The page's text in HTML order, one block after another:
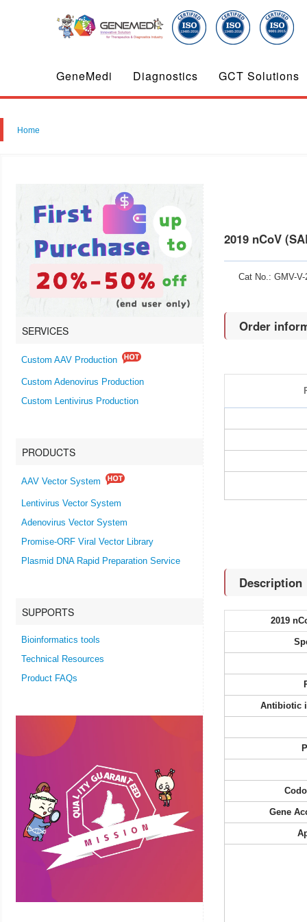
GeneMedi Diagnostics GCT Solutions
Home
SERVICES
Custom AAV Production
Custom Adenovirus Production
Custom Lentivirus Production
PRODUCTS
AAV Vector System
Lentivirus Vector System
Adenovirus Vector System
Promise-ORF Viral Vector Library
Plasmid DNA Rapid Preparation Service
SUPPORTS
Bioinformatics tools
Technical Resources
Product FAQs
2019 nCoV
Cat No.: GMV-V-
Order
Description
2019
Antibiotic
Gene